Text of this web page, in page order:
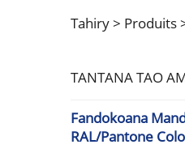
Tahiry > Produits
TANTANA TAO
Fandokoana
RAL/Pantone